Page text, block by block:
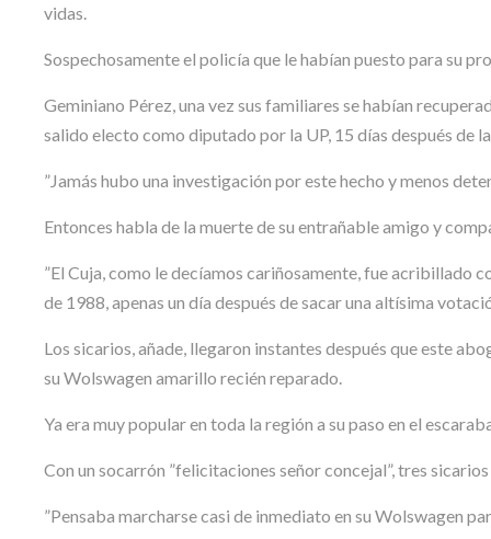
vidas.
Sospechosamente el policía que le habían puesto para su
Geminiano Pérez, una vez sus familiares se habían
salido electo como diputado por la UP, 15 días después de
”Jamás hubo una investigación por este hecho y menos
Entonces habla de la muerte de su entrañable amigo y
”El Cuja, como le decíamos cariñosamente, fue acribillado
de 1988, apenas un día después de sacar una altísima
Los sicarios, añade, llegaron instantes después que este
su Wolswagen amarillo recién reparado.
Ya era muy popular en toda la región a su paso en el
Con un socarrón ”felicitaciones señor concejal”, tres
”Pensaba marcharse casi de inmediato en su Wolswagen